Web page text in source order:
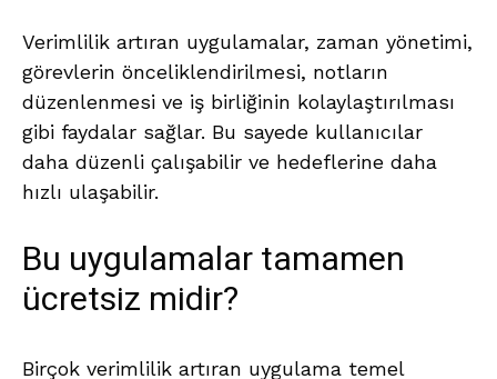
Verimlilik artıran uygulamalar, zaman yönetimi,
görevlerin önceliklendirilmesi, notların
düzenlenmesi ve iş birliğinin kolaylaştırılması
gibi faydalar sağlar. Bu sayede kullanıcılar
daha düzenli çalışabilir ve hedeflerine daha
hızlı ulaşabilir.
Bu uygulamalar tamamen
ücretsiz midir?
Birçok verimlilik artıran uygulama temel